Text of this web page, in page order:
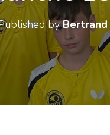
byBertrand